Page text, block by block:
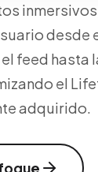
desde
feed hasta
el
adquirido.